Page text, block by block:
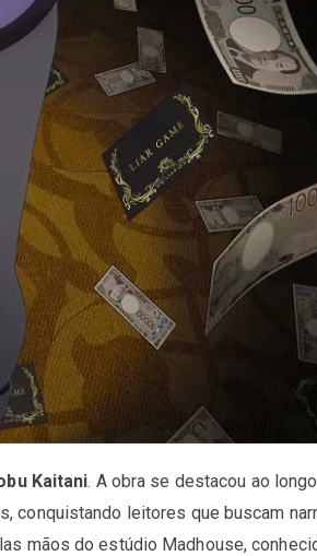
Kaitani. A obra se destacou ao
conquistando leitores que buscam
mãos do estúdio Madhouse,